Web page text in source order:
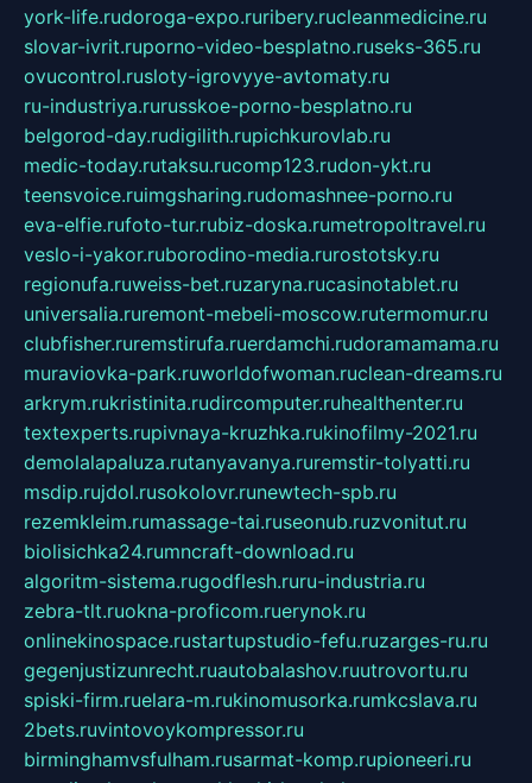
york-life.rudoroga-expo.ruribery.rucleanmedicine.ru
slovar-ivrit.ruporno-video-besplatno.ruseks-365.ru
ovucontrol.rusloty-igrovyye-avtomaty.ru
ru-industriya.rurusskoe-porno-besplatno.ru
belgorod-day.rudigilith.rupichkurovlab.ru
medic-today.rutaksu.rucomp123.rudon-ykt.ru
teensvoice.ruimgsharing.rudomashnee-porno.ru
eva-elfie.rufoto-tur.rubiz-doska.rumetropoltravel.ru
veslo-i-yakor.ruborodino-media.rurostotsky.ru
regionufa.ruweiss-bet.ruzaryna.rucasinotablet.ru
universalia.ruremont-mebeli-moscow.rutermomur.ru
clubfisher.ruremstirufa.ruerdamchi.rudoramamama.ru
muraviovka-park.ruworldofwoman.ruclean-dreams.ru
arkrym.rukristinita.rudircomputer.ruhealthenter.ru
textexperts.rupivnaya-kruzhka.rukinofilmy-2021.ru
demolalapaluza.rutanyavanya.ruremstir-tolyatti.ru
msdip.rujdol.rusokolovr.runewtech-spb.ru
rezemkleim.rumassage-tai.ruseonub.ruzvonitut.ru
biolisichka24.rumncraft-download.ru
algoritm-sistema.rugodflesh.ruru-industria.ru
zebra-tlt.ruokna-proficom.ruerynok.ru
onlinekinospace.rustartupstudio-fefu.ruzarges-ru.ru
gegenjustizunrecht.ruautobalashov.ruutrovortu.ru
spiski-firm.ruelara-m.rukinomusorka.rumkcslava.ru
2bets.ruvintovoykompressor.ru
birminghamvsfulham.rusarmat-komp.rupioneeri.ru